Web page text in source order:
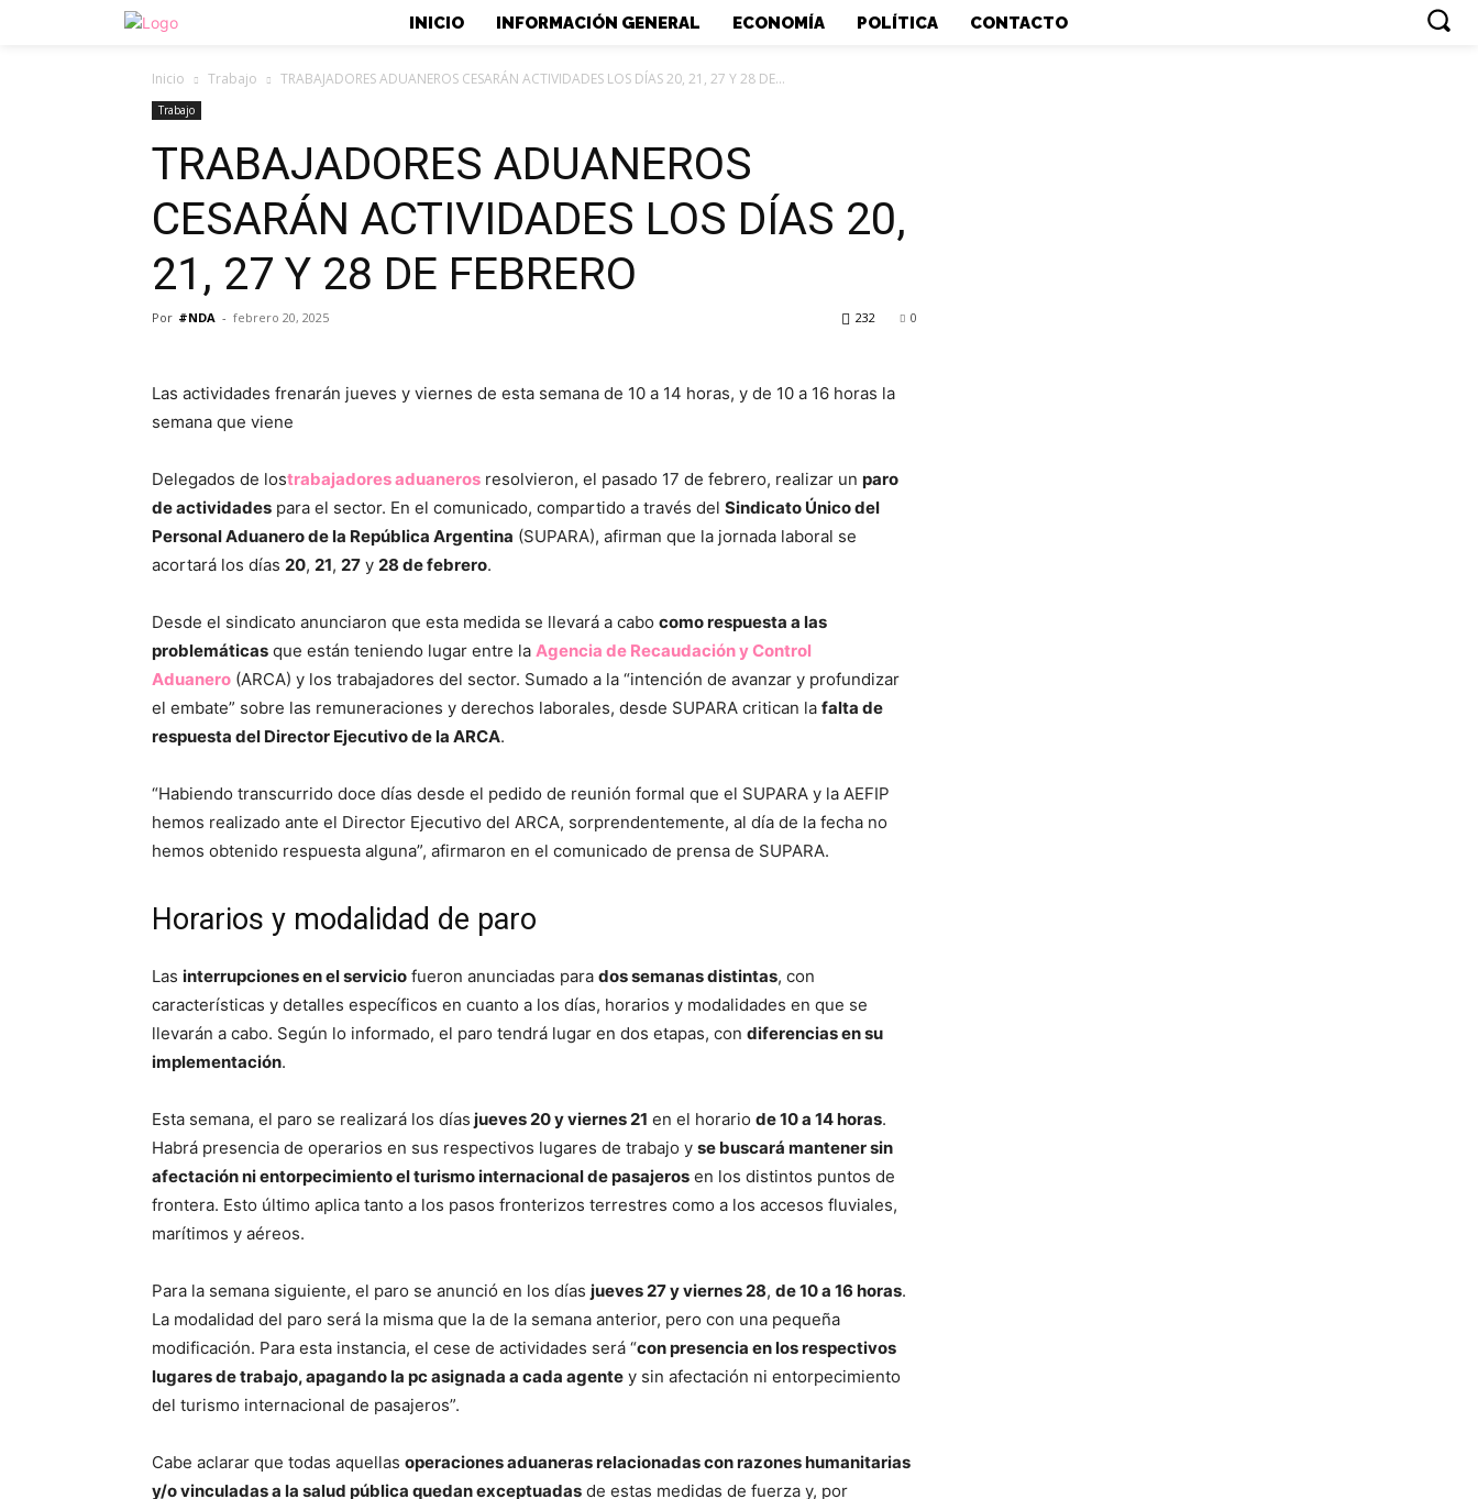
INICIO INFORMACIÓN GENERAL ECONOMÍA POLÍTICA CONTACTO
Inicio Trabajo TRABAJADORES ADUANEROS CESARÁN ACTIVIDADES LOS DÍAS 20, 21, 27 Y 28 DE...
Trabajo
TRABAJADORES ADUANEROS
CESARÁN ACTIVIDADES LOS DÍAS 20,
21, 27 Y 28 DE FEBRERO
Por #NDA - febrero 20, 2025 0
232
Las actividades frenarán jueves y viernes de esta semana de 10 a 14 horas, y de 10 a 16 horas la
semana que viene
Delegados de lostrabajadores aduaneros resolvieron, el pasado 17 de febrero, realizar un paro
de actividades para el sector. En el comunicado, compartido a través del Sindicato Único del
Personal Aduanero de la República Argentina (SUPARA), afirman que la jornada laboral se
acortará los días 20, 21, 27 y 28 de febrero.
Desde el sindicato anunciaron que esta medida se llevará a cabo como respuesta a las
problemáticas que están teniendo lugar entre la Agencia de Recaudación y Control
Aduanero (ARCA) y los trabajadores del sector. Sumado a la “intención de avanzar y profundizar
el embate” sobre las remuneraciones y derechos laborales, desde SUPARA critican la falta de
respuesta del Director Ejecutivo de la ARCA.
“Habiendo transcurrido doce días desde el pedido de reunión formal que el SUPARA y la AEFIP
hemos realizado ante el Director Ejecutivo del ARCA, sorprendentemente, al día de la fecha no
hemos obtenido respuesta alguna”, afirmaron en el comunicado de prensa de SUPARA.
Horarios y modalidad de paro
Las interrupciones en el servicio fueron anunciadas para dos semanas distintas, con
características y detalles específicos en cuanto a los días, horarios y modalidades en que se
llevarán a cabo. Según lo informado, el paro tendrá lugar en dos etapas, con diferencias en su
implementación.
Esta semana, el paro se realizará los días jueves 20 y viernes 21 en el horario de 10 a 14 horas.
Habrá presencia de operarios en sus respectivos lugares de trabajo y se buscará mantener sin
afectación ni entorpecimiento el turismo internacional de pasajeros en los distintos puntos de
frontera. Esto último aplica tanto a los pasos fronterizos terrestres como a los accesos fluviales,
marítimos y aéreos.
Para la semana siguiente, el paro se anunció en los días jueves 27 y viernes 28, de 10 a 16 horas.
La modalidad del paro será la misma que la de la semana anterior, pero con una pequeña
modificación. Para esta instancia, el cese de actividades será “con presencia en los respectivos
lugares de trabajo, apagando la pc asignada a cada agente y sin afectación ni entorpecimiento
del turismo internacional de pasajeros”.
Cabe aclarar que todas aquellas operaciones aduaneras relacionadas con razones humanitarias
y/o vinculadas a la salud pública quedan exceptuadas de estas medidas de fuerza y, por